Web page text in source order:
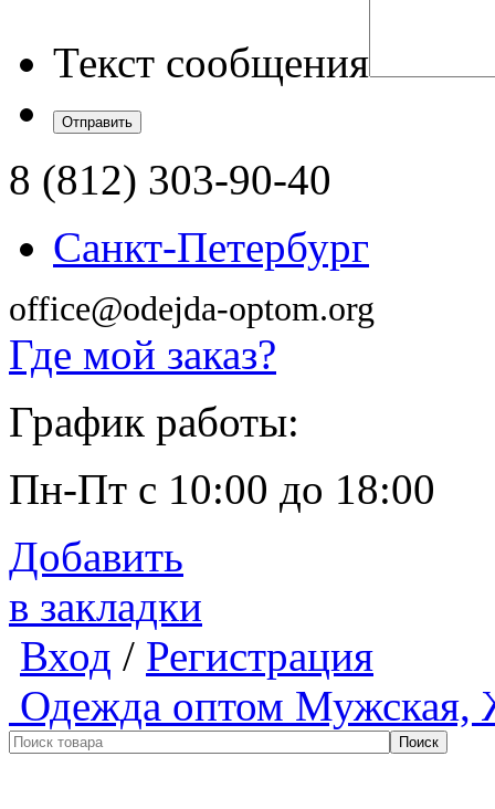
Текст сообщения
8 (812) 303-90-40
Санкт-Петербург
office@odejda-optom.org
Где мой заказ?
График работы:
Пн-Пт с 10:00 до 18:00
Добавить
в закладки
Вход / Регистрация
Одежда оптом Мужская,